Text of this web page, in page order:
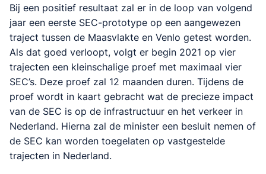
Bij een positief resultaat zal er in de loop van volgend
jaar een eerste SEC-prototype op een aangewezen
traject tussen de Maasvlakte en Venlo getest worden.
Als dat goed verloopt, volgt er begin 2021 op vier
trajecten een kleinschalige proef met maximaal vier
SEC’s. Deze proef zal 12 maanden duren. Tijdens de
proef wordt in kaart gebracht wat de precieze impact
van de SEC is op de infrastructuur en het verkeer in
Nederland. Hierna zal de minister een besluit nemen of
de SEC kan worden toegelaten op vastgestelde
trajecten in Nederland.